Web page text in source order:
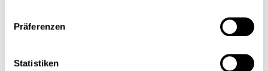
auszuschließen ist. Sie können Ihre Einwilligung jederzeit
über dieCookie-Einstellungen
widerrufen oder ändern.
Präferenzen
Statistiken
Düsseldorf